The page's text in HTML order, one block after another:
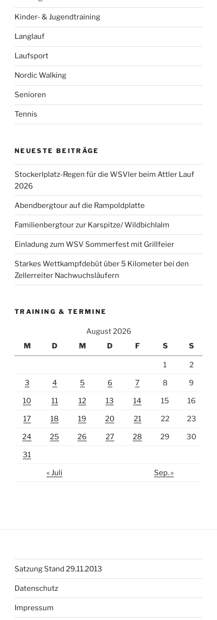
Kinder- & Jugendtraining
Langlauf
Laufsport
Nordic Walking
Senioren
Tennis
NEUESTE BEITRÄGE
Stockerlplatz-Regen für die WSVler beim Attler Lauf
2026
Abendbergtour auf die Rampoldplatte
Familienbergtour zur Karspitze/ Wildbichlalm
Einladung zum WSV Sommerfest mit Grillfeier
Starkes Wettkampfdebüt über 5 Kilometer bei den
Zellerreiter Nachwuchsläufern
TRAINING & TERMINE
August 2026
M
D M D F S S
1 2
3 4 5 6 7 8 9
10 11 12 13 14 15 16
17 18 19 20 21 22 23
24 25 26 27 28 29 30
31
« Juli Sep. »
Satzung Stand 29.11.2013
Datenschutz
Impressum